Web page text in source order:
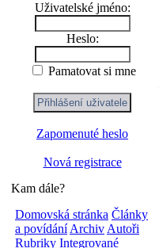
Uživatelské jméno:
Heslo:
Pamatovat si mne
Zapomenuté heslo
Nová registrace
Kam dále?
Domovská stránka Články
a povídání Archiv Autoři
Rubriky Integrované